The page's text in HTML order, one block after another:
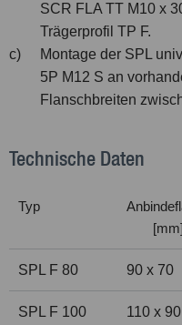
SCR FLA TT M10 x
Trägerprofil TP F.
c)
Montage der SPL
5P M12 S an
Flanschbreiten
Technische Daten
Typ
[mm]
SPL F 80 90 x 70
SPL F 100 110 x 90